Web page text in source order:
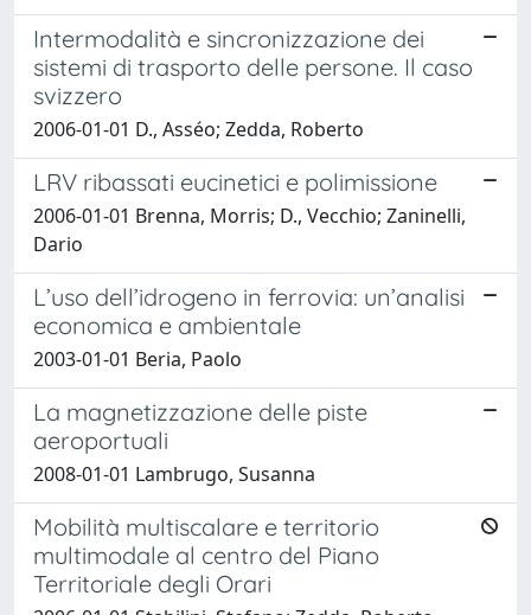
Intermodalità e sincronizzazione dei
sistemi di trasporto delle persone. Il caso
svizzero
2006-01-01 D., Asséo; Zedda, Roberto
LRV ribassati eucinetici e polimissione
2006-01-01 Brenna, Morris; D., Vecchio; Zaninelli,
Dario
L’uso dell’idrogeno in ferrovia: un’analisi
economica e ambientale
2003-01-01 Beria, Paolo
La magnetizzazione delle piste
aeroportuali
2008-01-01 Lambrugo, Susanna
Mobilità multiscalare e territorio
multimodale al centro del Piano
Territoriale degli Orari